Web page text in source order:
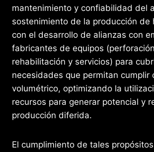
mantenimiento y confiabilidad del
sostenimiento de la producción de
con el desarrollo de alianzas con
fabricantes de equipos
rehabilitación y servicios) para
necesidades que permitan cumplir
volumétrico, optimizando la
recursos para generar potencial y
producción diferida.
El cumplimiento de tales